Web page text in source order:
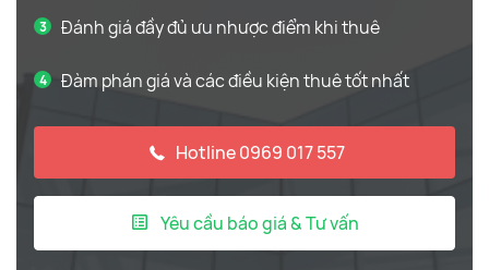
Đánh giá đầy đủ ưu nhược điểm khi thuê
Đàm phán giá và các điều kiện thuê tốt nhất
Hotline 0969 017 557
Yêu cầu báo giá & Tư vấn